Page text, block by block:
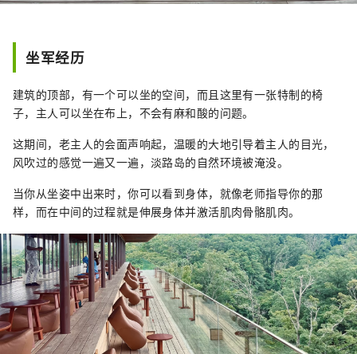
坐军经历
建筑的顶部，有一个可以坐的空间，而且这里有一张特制的椅
子，主人可以坐在布上，不会有麻和酸的问题。
这期间，老主人的会面声响起，温暖的大地引导着主人的目光，
风吹过的感觉一遍又一遍，淡路岛的自然环境被淹没。
当你从坐姿中出来时，你可以看到身体，就像老师指导你的那
样，而在中间的过程就是伸展身体并激活肌肉骨骼肌肉。